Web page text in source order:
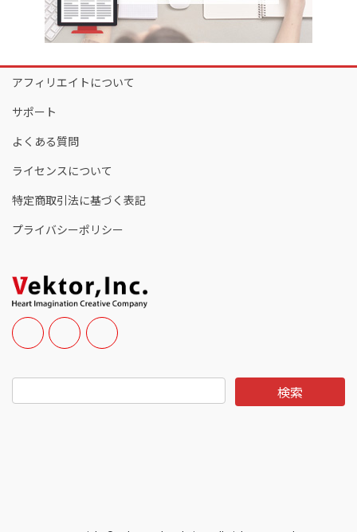
アフィリエイトについて
サポート
よくある質問
ライセンスについて
特定商取引法に基づく表記
プライバシーポリシー